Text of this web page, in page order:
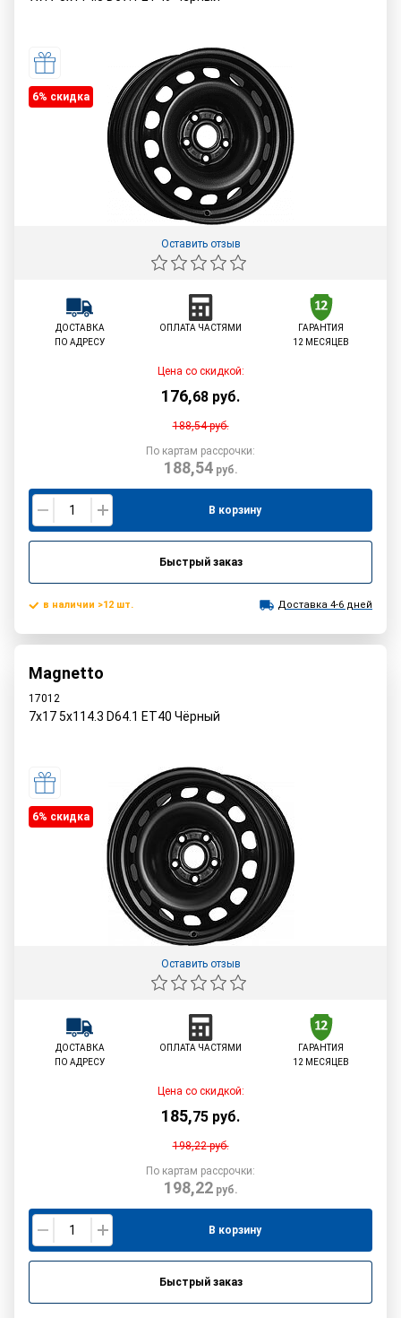
6% cкидка
Оставить отзыв
ДОСТАВКА
ПО АДРЕСУ
ОПЛАТА ЧАСТЯМИ
ГАРАНТИЯ
12 МЕСЯЦЕВ
Цена со скидкой:
176,68 руб.
188,54руб.
По картам рассрочки:
188,54руб.
В корзину
Быстрый заказ
в наличии >12 шт. Доставка 4-6 дней
Magnetto
17012
7x17 5x114.3 D64.1 ET40 Чёрный
6% cкидка
Оставить отзыв
ДОСТАВКА
ПО АДРЕСУ
ОПЛАТА ЧАСТЯМИ
ГАРАНТИЯ
12 МЕСЯЦЕВ
Цена со скидкой:
185,75 руб.
198,22руб.
По картам рассрочки:
198,22руб.
В корзину
Быстрый заказ